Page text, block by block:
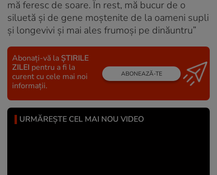
mă feresc de soare. În rest, mă bucur de o
siluetă și de gene moștenite de la oameni supli
și longevivi și mai ales frumoși pe dinăuntru”
Abonați-vă la ȘTIRILE
ZILEI pentru a fi la
curent cu cele mai noi
informații.
ABONEAZĂ-TE
URMĂREȘTE CEL MAI NOU VIDEO